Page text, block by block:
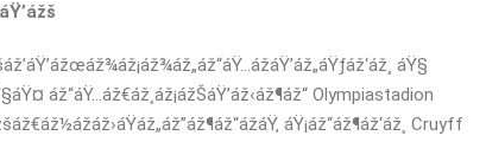
áŸ§
áž“áŸ…áž€áž¸áž¡ážŠáŸ’áž‹áž¶áž“ Olympiastadion
áŸ¡áž“áž¶áž‘áž¸ Cruyff